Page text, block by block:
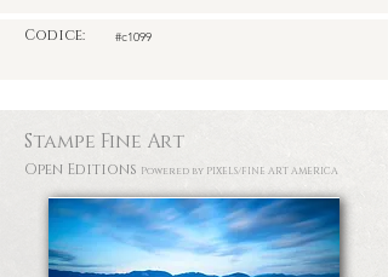
Codice: #c1099
Stampe Fine Art
Open Editions Powered by PIXELS/FINE ART AMERICA